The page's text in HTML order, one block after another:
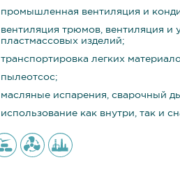
промышленная вентиляция и
вентиляция трюмов, вентиляция и
пластмассовых изделий;
транспортировка легких
пылеотсос;
масляные испарения, сварочный
использование как внутри, так и